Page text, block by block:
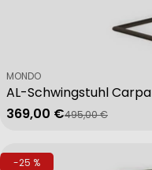
AL-Schwingstuhl Carpa
Verkäufer:
MONDO
Verkaufspreis
369,00 €
Regulärer Preis
495,00 €
-25 %